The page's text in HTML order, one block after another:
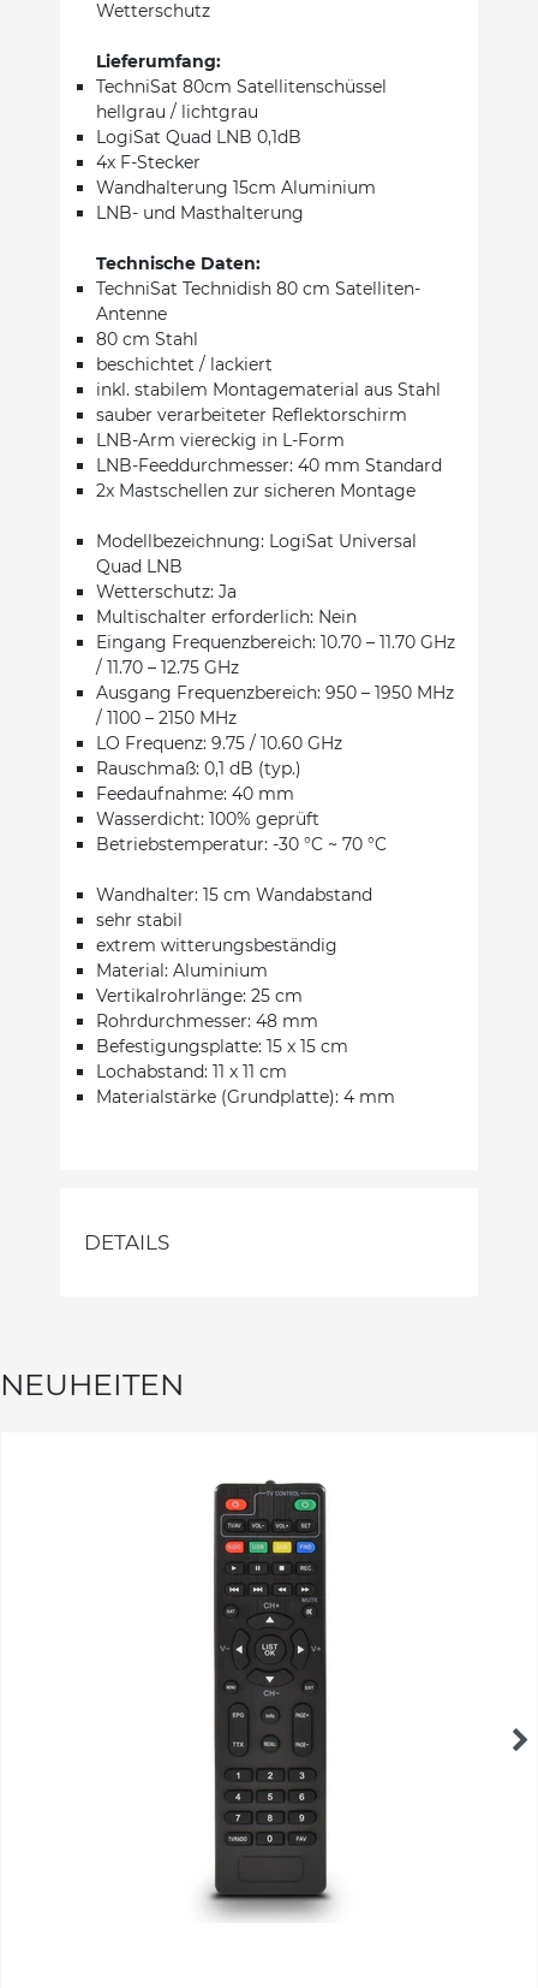
Wetterschutz
Lieferumfang:
TechniSat 80cm Satellitenschüssel
hellgrau / lichtgrau
LogiSat Quad LNB 0,1dB
4x F-Stecker
Wandhalterung 15cm Aluminium
LNB- und Masthalterung
Technische Daten:
TechniSat Technidish 80 cm Satelliten-
Antenne
80 cm Stahl
beschichtet / lackiert
inkl. stabilem Montagematerial aus Stahl
sauber verarbeiteter Reflektorschirm
LNB-Arm viereckig in L-Form
LNB-Feeddurchmesser: 40 mm Standard
2x Mastschellen zur sicheren Montage
Modellbezeichnung: LogiSat Universal
Quad LNB
Wetterschutz: Ja
Multischalter erforderlich: Nein
Eingang Frequenzbereich: 10.70 – 11.70 GHz
/ 11.70 – 12.75 GHz
Ausgang Frequenzbereich: 950 – 1950 MHz
/ 1100 – 2150 MHz
LO Frequenz: 9.75 / 10.60 GHz
Rauschmaß: 0,1 dB (typ.)
Feedaufnahme: 40 mm
Wasserdicht: 100% geprüft
Betriebstemperatur: -30 °C ~ 70 °C
Wandhalter: 15 cm Wandabstand
sehr stabil
extrem witterungsbeständig
Material: Aluminium
Vertikalrohrlänge: 25 cm
Rohrdurchmesser: 48 mm
Befestigungsplatte: 15 x 15 cm
Lochabstand: 11 x 11 cm
Materialstärke (Grundplatte): 4 mm
DETAILS
NEUHEITEN